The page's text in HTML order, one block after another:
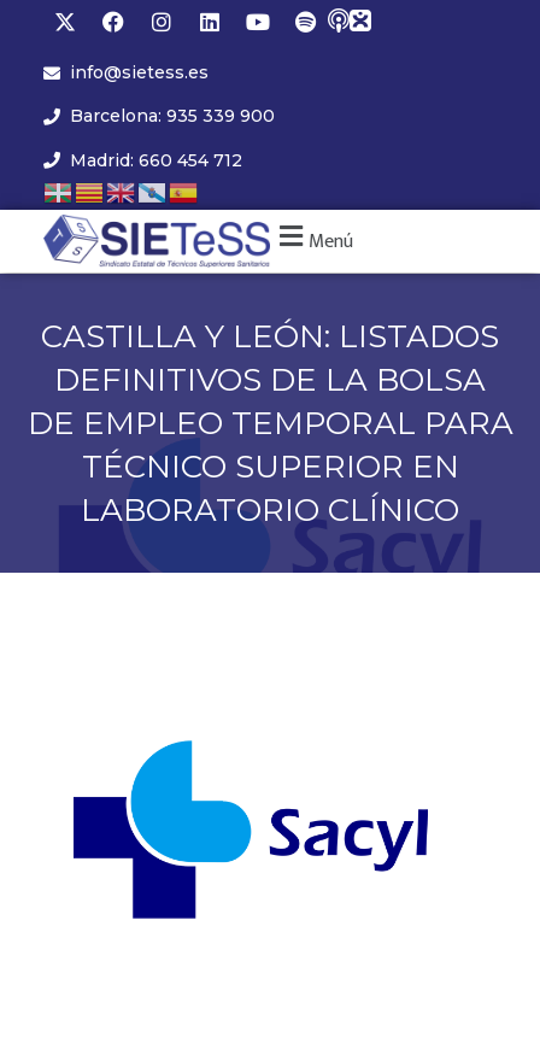
info@sietess.es
Barcelona: 935 339 900
Madrid: 660 454 712
Menú
CASTILLA Y LEÓN: LISTADOS
DEFINITIVOS DE LA BOLSA
DE EMPLEO TEMPORAL PARA
TÉCNICO SUPERIOR EN
LABORATORIO CLÍNICO